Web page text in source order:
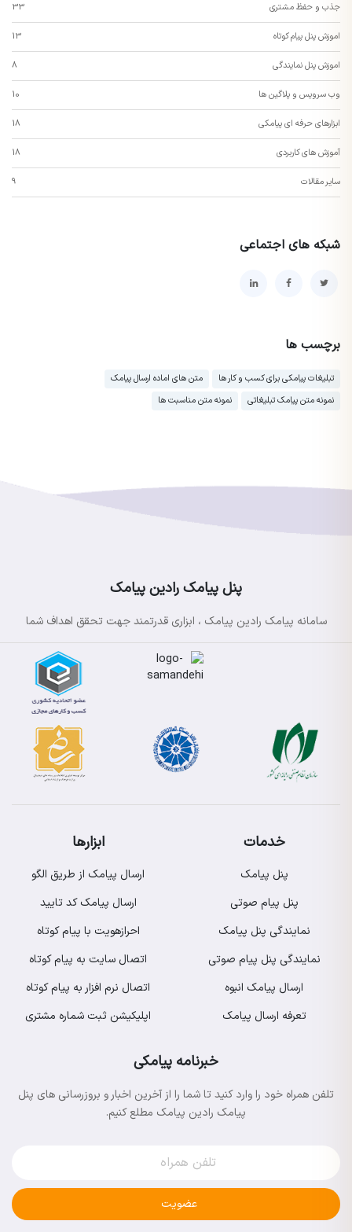
جذب و حفظ مشتری 33
اموزش پنل پیام کوتاه 13
اموزش پنل نمایندگی 8
وب سرویس و پلاگین ها 10
ابزارهای حرفه ای پیامکی 18
آموزش های کاربردی 18
سایر مقالات 9
شبکه های اجتماعی
برچسب ها
تبلیغات پیامکی برای کسب و کار ها
متن های اماده ارسال پیامک
نمونه متن پیامک تبلیغاتی
نمونه متن مناسبت ها
پنل پیامک رادین پیامک
سامانه پیامک رادین پیامک ، ابزاری قدرتمند جهت تحقق اهداف شما
خدمات
پنل پیامک
پنل پیام صوتی
نمایندگی پنل پیامک
نمایندگی پنل پیام صوتی
ارسال پیامک انبوه
تعرفه ارسال پیامک
ابزارها
ارسال پیامک از طریق الگو
ارسال پیامک کد تایید
احرازهویت با پیام کوتاه
اتصال سایت به پیام کوتاه
اتصال نرم افزار به پیام کوتاه
اپلیکیشن ثبت شماره مشتری
خبرنامه پیامکی
تلفن همراه خود را وارد کنید تا شما را از آخرین اخبار و بروزرسانی های پنل
پیامک رادین پیامک مطلع کنیم.
عضویت